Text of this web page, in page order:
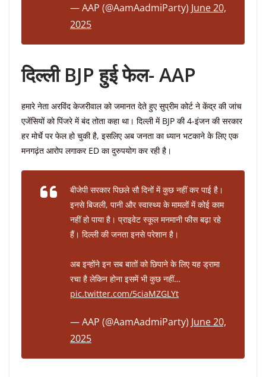
— AAP (@AamAadmiParty) June 20,
2025
दिल्ली BJP हुई फेल- AAP
हमारे नेता अरविंद केजरीवाल को जमानत देते हुए सुप्रीम कोर्ट ने केंद्र की जांच
एजेंसियों को पिंजरे में बंद तोता कहा था। दिल्ली में BJP की 4-इंजन की सरकार
हर मोर्चे पर फेल हो चुकी है, इसलिए अब जनता का ध्यान भटकाने के लिए एक
मनगढ़ंत आरोप लगाकर ED का दुरुपयोग कर रही है।
बीजेपी सरकार पिछले सौ दिनों में कुछ नहीं कर पाई है।
इनसे बिजली, पानी और स्वास्थ्य के मामलों में कोई काम
नहीं हो पाया है। प्राइवेट स्कूल मनमानी फीस बढ़ा रहे
हैं। दिल्ली की जनता इनसे परेशान है।
अब इन्होंने इन सब बातों को छिपाने के लिए यह ड्रामा
रचा है लेकिन होना इसमें भी कुछ नहीं…
pic.twitter.com/5ciaMZGLYt
— AAP (@AamAadmiParty) June 20,
2025